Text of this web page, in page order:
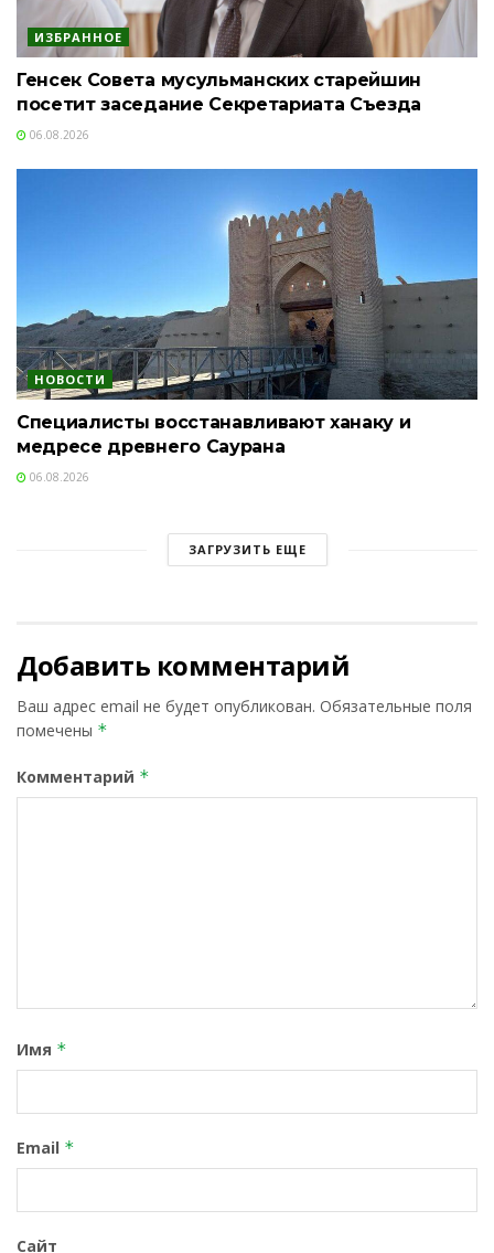
ИЗБРАННОЕ
Генсек Совета мусульманских старейшин
посетит заседание Секретариата Съезда
06.08.2026
НОВОСТИ
Специалисты восстанавливают ханаку и
медресе древнего Саурана
06.08.2026
ЗАГРУЗИТЬ ЕЩЕ
Добавить комментарий
Ваш адрес email не будет опубликован. Обязательные поля
помечены *
Комментарий *
Имя *
Email *
Сайт